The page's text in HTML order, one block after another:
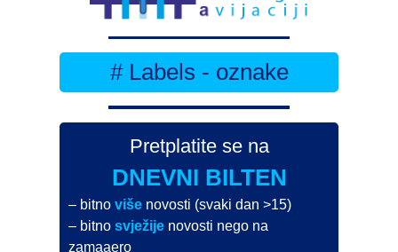
# Labels - oznake
Pretplatite se na
DNEVNI BILTEN
– bitnoviše novosti (svaki dan >15)
– bitnosvježije novosti nego na
zamaaero